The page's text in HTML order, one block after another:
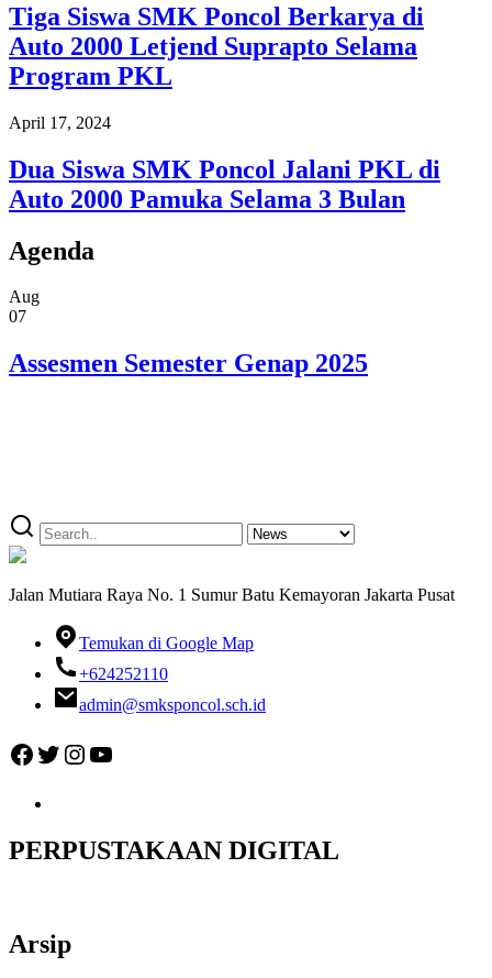
Tiga Siswa SMK Poncol Berkarya di
Auto 2000 Letjend Suprapto Selama
Program PKL
April 17, 2024
Dua Siswa SMK Poncol Jalani PKL di
Auto 2000 Pamuka Selama 3 Bulan
Agenda
Aug
07
Assesmen Semester Genap 2025
Jalan Mutiara Raya No. 1 Sumur Batu Kemayoran Jakarta Pusat
Temukan di Google Map
+624252110
admin@smksponcol.sch.id
Facebook
Twitter
Instagram
YouTube
PERPUSTAKAAN DIGITAL
Arsip